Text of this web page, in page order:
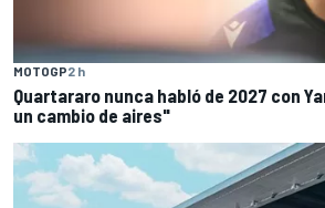
MOTOGP2 h
Quartararo nunca habló de 2027 con
un cambio de aires"